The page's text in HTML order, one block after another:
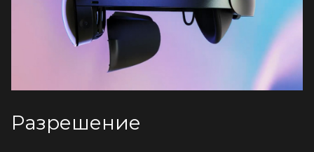
Разрешение